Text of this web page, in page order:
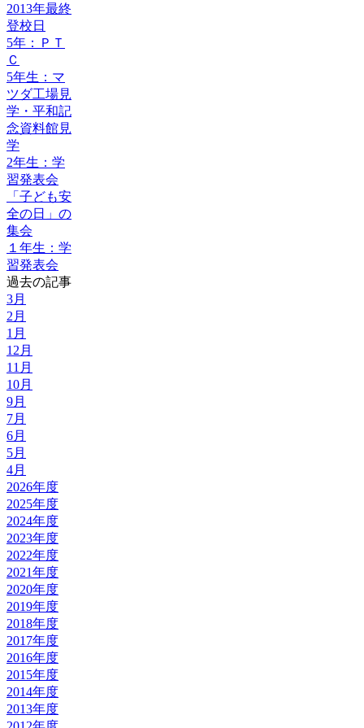
2013年最終
登校日
5年：ＰＴ
Ｃ
5年生：マ
ツダ工場見
学・平和記
念資料館見
学
2年生：学
習発表会
「子ども安
全の日」の
集会
１年生：学
習発表会
過去の記事
3月
2月
1月
12月
11月
10月
9月
7月
6月
5月
4月
2026年度
2025年度
2024年度
2023年度
2022年度
2021年度
2020年度
2019年度
2018年度
2017年度
2016年度
2015年度
2014年度
2013年度